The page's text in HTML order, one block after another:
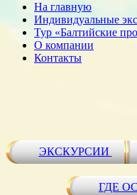
На главную
Индивидуальные
Тур «Балтийские
О компании
Контакты
ЭКСКУРСИИ
ГДЕ